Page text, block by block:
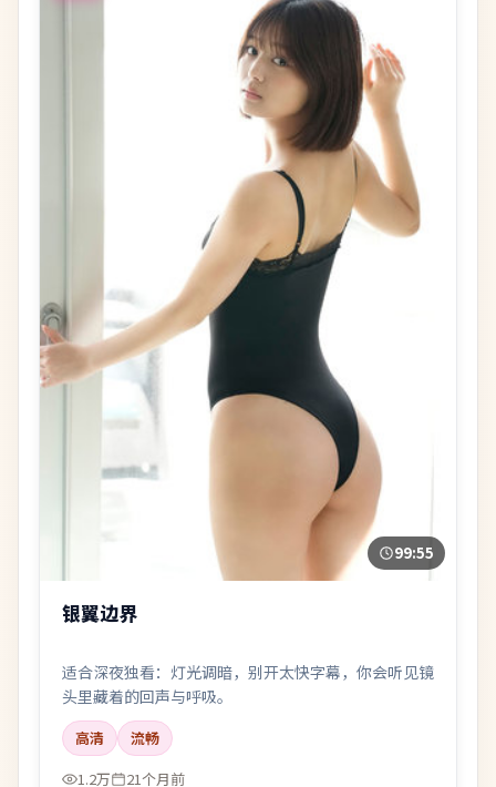
99:55
银翼边界
适合深夜独看：灯光调暗，别开太快字幕，你会听见镜
头里藏着的回声与呼吸。
高清
流畅
1.2万
21个月前